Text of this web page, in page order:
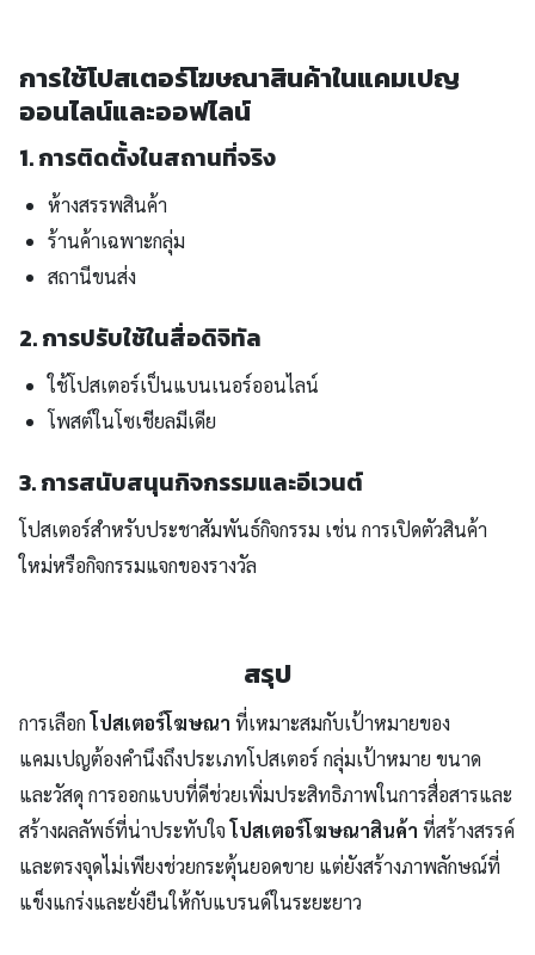
การใช้โปสเตอร์โฆษณาสินค้าในแคมเปญ
ออนไลน์และออฟไลน์
1. การติดตั้งในสถานที่จริง
ห้างสรรพสินค้า
ร้านค้าเฉพาะกลุ่ม
สถานีขนส่ง
2. การปรับใช้ในสื่อดิจิทัล
ใช้โปสเตอร์เป็นแบนเนอร์ออนไลน์
โพสต์ในโซเชียลมีเดีย
3. การสนับสนุนกิจกรรมและอีเวนต์
โปสเตอร์สำหรับประชาสัมพันธ์กิจกรรม เช่น การเปิดตัวสินค้า
ใหม่หรือกิจกรรมแจกของรางวัล
สรุป
การเลือก โปสเตอร์โฆษณา ที่เหมาะสมกับเป้าหมายของ
แคมเปญต้องคำนึงถึงประเภทโปสเตอร์ กลุ่มเป้าหมาย ขนาด
และวัสดุ การออกแบบที่ดีช่วยเพิ่มประสิทธิภาพในการสื่อสารและ
สร้างผลลัพธ์ที่น่าประทับใจ โปสเตอร์โฆษณาสินค้า ที่สร้างสรรค์
และตรงจุดไม่เพียงช่วยกระตุ้นยอดขาย แต่ยังสร้างภาพลักษณ์ที่
แข็งแกร่งและยั่งยืนให้กับแบรนด์ในระยะยาว
Search